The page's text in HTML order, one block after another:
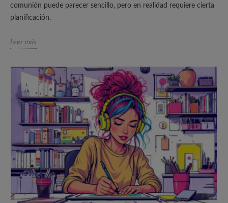
comunión puede parecer sencillo, pero en realidad requiere cierta
planificación.
Leer más